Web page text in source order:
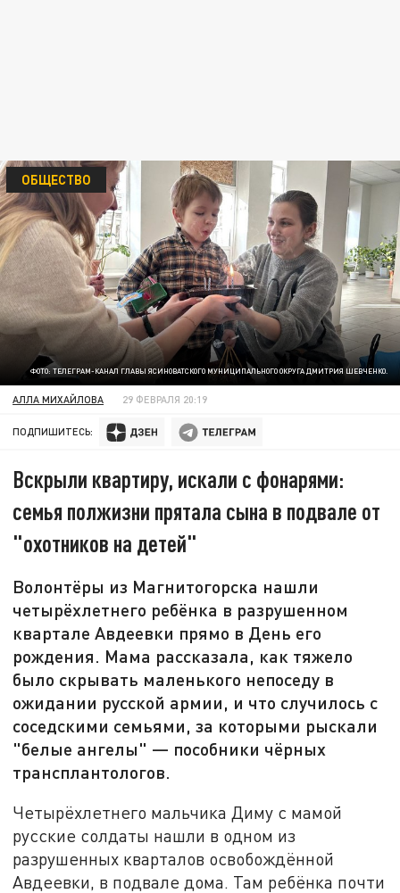
ФОТО: ТЕЛЕГРАМ-КАНАЛ ГЛАВЫ ЯСИНОВАТСКОГО МУНИЦИПАЛЬНОГО ОКРУГА ДМИТРИЯ ШЕВЧЕНКО.
ОБЩЕСТВО
АЛЛА МИХАЙЛОВА 29 ФЕВРАЛЯ 20:19
ПОДПИШИТЕСЬ:
Вскрыли квартиру, искали с фонарями:
семья полжизни прятала сына в подвале от
"охотников на детей"
Волонтёры из Магнитогорска нашли
четырёхлетнего ребёнка в разрушенном
квартале Авдеевки прямо в День его
рождения. Мама рассказала, как тяжело
было скрывать маленького непоседу в
ожидании русской армии, и что случилось с
соседскими семьями, за которыми рыскали
"белые ангелы" — пособники чёрных
трансплантологов.
Четырёхлетнего мальчика Диму с мамой
русские солдаты нашли в одном из
разрушенных кварталов освобождённой
Авдеевки, в подвале дома. Там ребёнка почти